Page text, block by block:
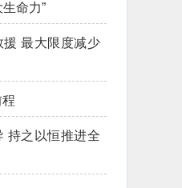
命力”
援 最大限度减少
持之以恒推进全